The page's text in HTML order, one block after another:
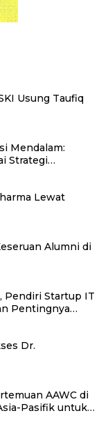
Usung Taufiq
Mendalam:
Strategi
Lewat
Alumni di
Pendiri Startup IT
Pentingnya
Dr.
Pasifik untuk